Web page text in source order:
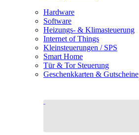
Hardware
Software
Heizungs- & Klimasteuerung
Internet of Things
Kleinsteuerungen / SPS
Smart Home
Tür & Tor Steuerung
Geschenkkarten & Gutscheine